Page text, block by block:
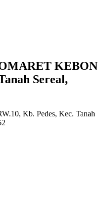
KEBON
Sereal,
Kb. Pedes, Kec. Tanah